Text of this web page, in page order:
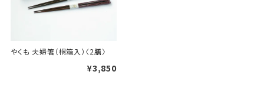
手提袋はお付けできません。
やくも 夫婦箸（桐箱入）〈2膳〉
¥3,850